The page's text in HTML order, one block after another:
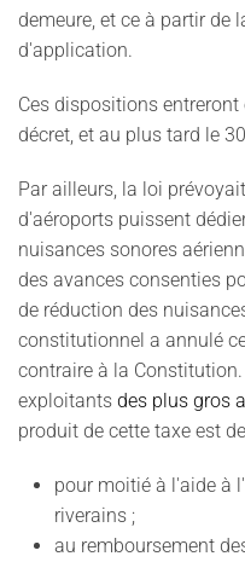
demeure, et ce à partir de
d'application.
Ces dispositions
décret, et au plus tard le
Par ailleurs, la loi
d'aéroports puissent
nuisances sonores
des avances consenties
de réduction des
constitutionnel a annulé
contraire à la
exploitants des plus gros
produit de cette taxe est
pour moitié à l'aide à
riverains ;
au remboursement